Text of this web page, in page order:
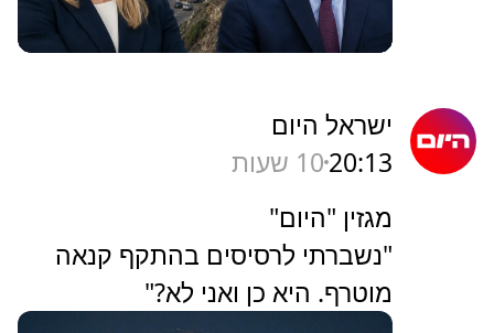
ישראל היום
20:1310 שעות
מגזין "היום"
"נשברתי לרסיסים בהתקף קנאה
מוטרף. היא כן ואני לא?"